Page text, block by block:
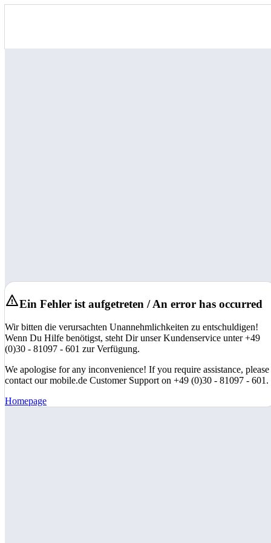
Ein Fehler ist aufgetreten / An error has occurred
Wir bitten die verursachten Unannehmlichkeiten zu entschuldigen!
Wenn Du Hilfe benötigst, steht Dir unser Kundenservice unter +49
(0)30 - 81097 - 601 zur Verfügung.
We apologise for any inconvenience! If you require assistance, please
contact our mobile.de Customer Support on +49 (0)30 - 81097 - 601.
Homepage